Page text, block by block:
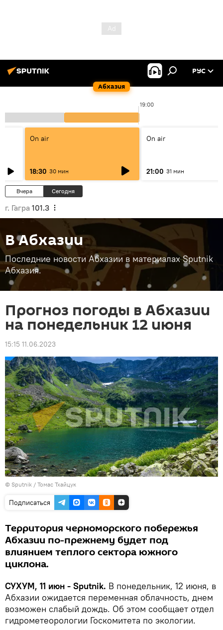
Абхазия
РУС
19:00
On air
18:30 30 мин
On air
21:00 31 мин
Вчера Сегодня
г. Гагра 101.3
В Абхазии
Последние новости Абхазии в материалах Sputnik
Абхазия.
Прогноз погоды в Абхазии
на понедельник 12 июня
15:15 11.06.2023
© Sputnik / Томас Тхайцук
Подписаться
Территория черноморского побережья
Абхазии по-прежнему будет под
влиянием теплого сектора южного
циклона.
СУХУМ, 11 июн - Sputnik. В понедельник, 12 июня, в
Абхазии ожидается переменная облачность, днем
возможен слабый дождь. Об этом сообщает отдел
гидрометеорологии Госкомитета по экологии.